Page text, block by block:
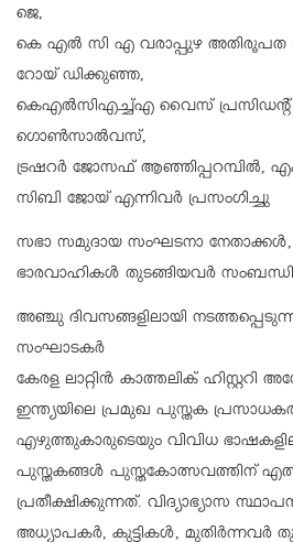
ജെ,
കെ എൽ സി എ വരാപ്പുഴ അതിരൂപത
റോയ് ഡിക്കുഞ്ഞ,
കെഎൽസിഎച്ച്എ വൈസ് പ്രസിഡൻ്റ്
ഗൊൺസാൽവസ്,
ട്രഷറർ ജോസഫ് ആഞ്ഞിപ്പറമ്പിൽ,
സിബി ജോയ് എന്നിവർ പ്രസംഗിച്ചു
സഭാ സമുദായ സംഘടനാ
ഭാരവാഹികൾ തുടങ്ങിയവർ
അഞ്ചു ദിവസങ്ങളിലായി
സംഘാടകർ
കേരള ലാറ്റിൻ കാത്തലിക്
ഇന്ത്യയിലെ പ്രമുഖ പുസ്തക
എഴുത്തുകാരുടെയും വിവിധ
പുസ്തകങ്ങൾ പുസ്തകോത്സവത്തിന്
പ്രതീക്ഷിക്കുന്നത്. വിദ്യാഭ്യാസ
അധ്യാപകർ, കുട്ടികൾ, മുതിർന്നവർ